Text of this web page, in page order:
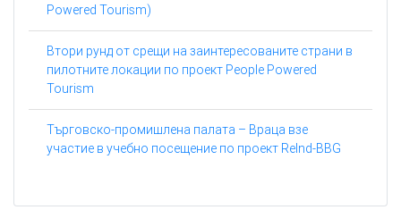
Powered Tourism)
Втори рунд от срещи на заинтересованите страни в
пилотните локации по проект People Powered
Tourism
Търговско-промишлена палата – Враца взе
участие в учебно посещение по проект ReInd-BBG